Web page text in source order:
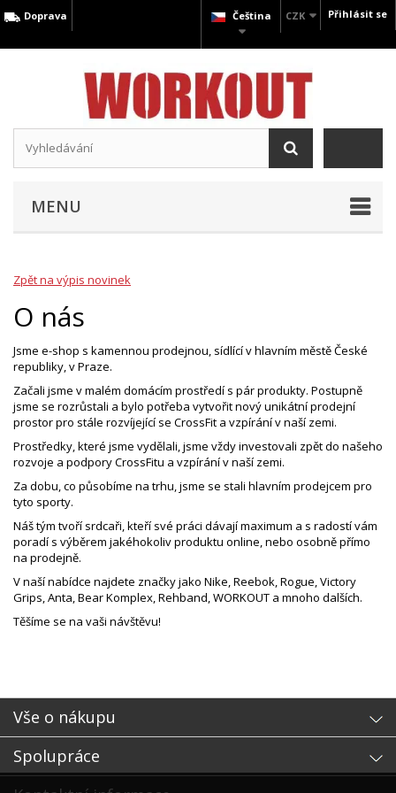
Přihlásit se
CZK
Čeština
Doprava
MENU
Zpět na výpis novinek
O nás
Jsme e-shop s kamennou prodejnou, sídlící v hlavním městě České
republiky, v Praze.
Začali jsme v malém domácím prostředí s pár produkty. Postupně
jsme se rozrůstali a bylo potřeba vytvořit nový unikátní prodejní
prostor pro stále rozvíjející se CrossFit a vzpírání v naší zemi.
Prostředky, které jsme vydělali, jsme vždy investovali zpět do našeho
rozvoje a podpory CrossFitu a vzpírání v naší zemi.
Za dobu, co působíme na trhu, jsme se stali hlavním prodejcem pro
tyto sporty.
Náš tým tvoří srdcaři, kteří své práci dávají maximum a s radostí vám
poradí s výběrem jakéhokoliv produktu online, nebo osobně přímo
na prodejně.
V naší nabídce najdete značky jako Nike, Reebok, Rogue, Victory
Grips, Anta, Bear Komplex, Rehband, WORKOUT a mnoho dalších.
Těšíme se na vaši návštěvu!
Vše o nákupu
Spolupráce